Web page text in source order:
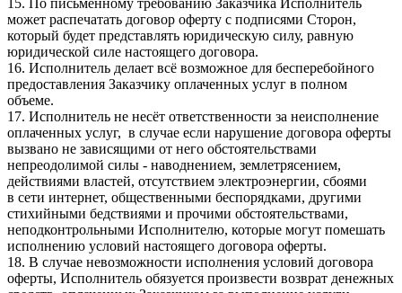
15. По письменному требованию Заказчика Исполнитель
может распечатать договор оферту с подписями Сторон,
который будет представлять юридическую силу, равную
юридической силе настоящего договора.
16. Исполнитель делает всё возможное для бесперебойного
предоставления Заказчику оплаченных услуг в полном
объеме.
17. Исполнитель не несёт ответственности за неисполнение
оплаченных услуг, в случае если нарушение договора оферты
вызвано не зависящими от него обстоятельствами
непреодолимой силы - наводнением, землетрясением,
действиями властей, отсутствием электроэнергии, сбоями
в сети интернет, общественными беспорядками, другими
стихийными бедствиями и прочими обстоятельствами,
неподконтрольными Исполнителю, которые могут помешать
исполнению условий настоящего договора оферты.
18. В случае невозможности исполнения условий договора
оферты, Исполнитель обязуется произвести возврат денежных